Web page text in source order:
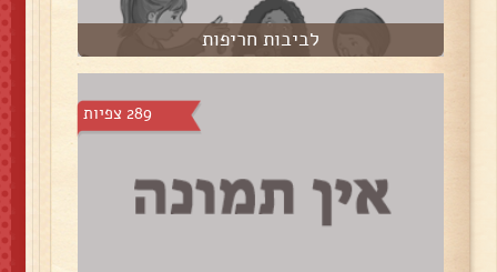
לביבות חריפות
289 צפיות